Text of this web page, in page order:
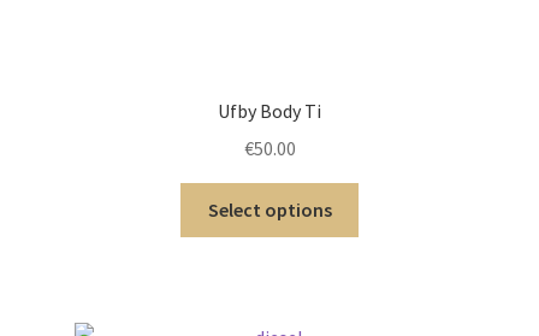
Ufby Body Ti
€50.00
Select options